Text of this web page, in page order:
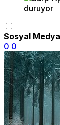
Sosyal Medya
0 0